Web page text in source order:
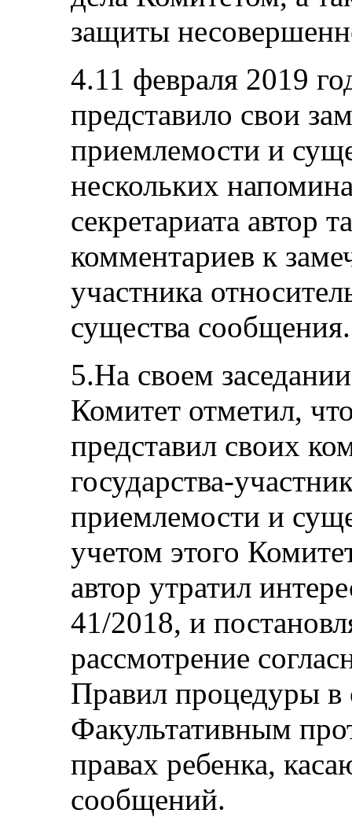
защиты
4.11 февраля 2019
представило свои
приемлемости и
нескольких
секретариата автор
комментариев к
участника
существа сообщения.
5.На своем
Комитет отметил,
представил своих
государства-
приемлемости и
учетом этого
автор утратил
41/2018, и
рассмотрение
Правил процедуры в
Факультативным
правах ребенка,
сообщений.